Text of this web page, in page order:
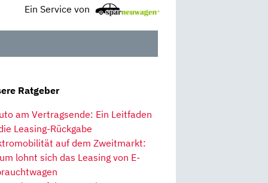
Ein Service von
Ratgeber
am Vertragsende: Ein Leitfaden
Leasing-Rückgabe
auf dem Zweitmarkt:
lohnt sich das Leasing von E-